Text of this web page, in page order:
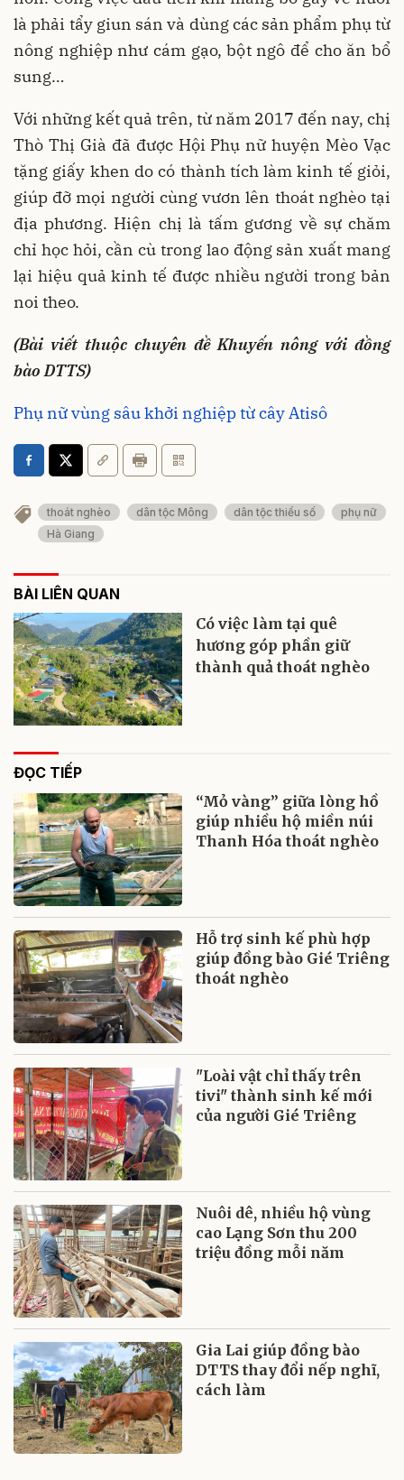
là phải tẩy giun sán và dùng các sản phẩm phụ từ
nông nghiệp như cám gạo, bột ngô để cho ăn bổ
sung…
Với những kết quả trên, từ năm 2017 đến nay, chị
Thò Thị Già đã được Hội Phụ nữ huyện Mèo Vạc
tặng giấy khen do có thành tích làm kinh tế giỏi,
giúp đỡ mọi người cùng vươn lên thoát nghèo tại
địa phương. Hiện chị là tấm gương về sự chăm
chỉ học hỏi, cần cù trong lao động sản xuất mang
lại hiệu quả kinh tế được nhiều người trong bản
noi theo.
(Bài viết thuộc chuyên đề Khuyến nông với đồng
bào DTTS)
Phụ nữ vùng sâu khởi nghiệp từ cây Atisô
thoát nghèo dân tộc Mông dân tộc thiểu số
phụ nữ
Hà Giang
BÀI LIÊN QUAN
Có việc làm tại quê
hương góp phần giữ
thành quả thoát nghèo
ĐỌC TIẾP
“Mỏ vàng” giữa lòng hồ
giúp nhiều hộ miền núi
Thanh Hóa thoát nghèo
Hỗ trợ sinh kế phù hợp
giúp đồng bào Gié Triêng
thoát nghèo
"Loài vật chỉ thấy trên
tivi" thành sinh kế mới
của người Gié Triêng
Nuôi dê, nhiều hộ vùng
cao Lạng Sơn thu 200
triệu đồng mỗi năm
Gia Lai giúp đồng bào
DTTS thay đổi nếp nghĩ,
cách làm